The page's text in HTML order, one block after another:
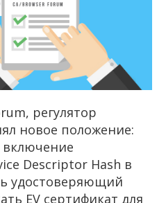
регулятор
новое положение:
включение
Descriptor Hash в
удостоверяющий
EV сертификат для